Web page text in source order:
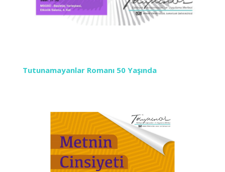
Tutunamayanlar Romanı 50 Yaşında